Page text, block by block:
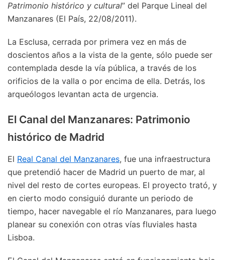
Patrimonio histórico y cultural” del Parque Lineal del
Manzanares (El País, 22/08/2011).
La Esclusa, cerrada por primera vez en más de
doscientos años a la vista de la gente, sólo puede ser
contemplada desde la vía pública, a través de los
orificios de la valla o por encima de ella. Detrás, los
arqueólogos levantan acta de urgencia.
El Canal del Manzanares: Patrimonio
histórico de Madrid
El Real Canal del Manzanares, fue una infraestructura
que pretendió hacer de Madrid un puerto de mar, al
nivel del resto de cortes europeas. El proyecto trató, y
en cierto modo consiguió durante un periodo de
tiempo, hacer navegable el río Manzanares, para luego
planear su conexión con otras vías fluviales hasta
Lisboa.